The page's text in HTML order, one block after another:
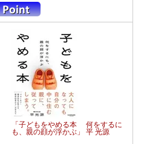
「子どもをやめる本 何をするに
も、親の顔が浮かぶ」 平 光源